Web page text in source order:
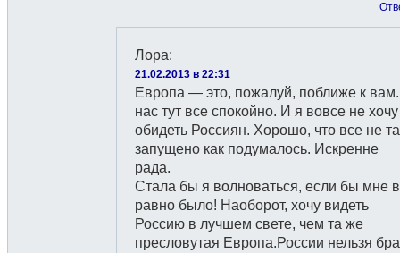
Лора:
21.02.2013 в 22:31
Европа — это, пожалуй, поближе к
нас тут все спокойно. И я вовсе не хочу
обидеть Россиян. Хорошо, что все не
запущено как подумалось. Искренне
рада.
Стала бы я волноваться, если бы мне
равно было! Наоборот, хочу видеть
Россию в лучшем свете, чем та же
пресловутая Европа.России нельзя